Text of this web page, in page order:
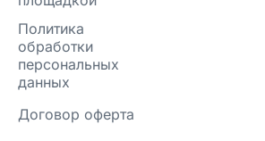
Политика
обработки
персональных
данных
Договор оферта